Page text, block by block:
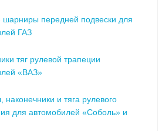
передней подвески для
ГАЗ
тяг рулевой трапеции
«ВАЗ»
и тяга рулевого
для автомобилей «Соболь» и